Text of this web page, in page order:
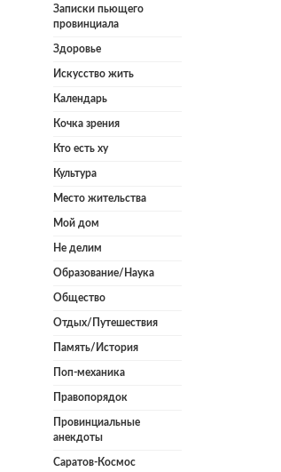
Записки пьющего
провинциала
Здоровье
Искусство жить
Календарь
Кочка зрения
Кто есть ху
Культура
Место жительства
Мой дом
Не делим
Образование/Наука
Общество
Отдых/Путешествия
Память/История
Поп-механика
Правопорядок
Провинциальные
анекдоты
Саратов-Космос